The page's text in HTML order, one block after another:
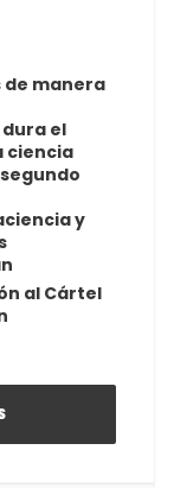
de manera
el
ciencia
y
al Cártel